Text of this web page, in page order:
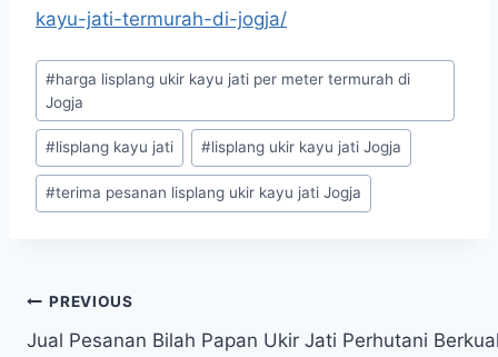
kayu-jati-termurah-di-jogja/
#harga lisplang ukir kayu jati per meter termurah di
Jogja
#lisplang kayu jati #lisplang ukir kayu jati Jogja
#terima pesanan lisplang ukir kayu jati Jogja
PREVIOUS
Jual Pesanan Bilah Papan Ukir Jati Perhutani